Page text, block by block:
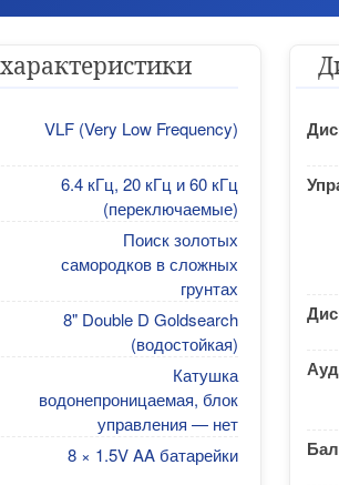
VLF (Very Low Frequency)
6.4 кГц, 20 кГц и 60 кГц
(переключаемые)
Поиск золотых
самородков в сложных
грунтах
8" Double D Goldsearch
(водостойкая)
Катушка
водонепроницаемая, блок
управления — нет
8 × 1.5V AA батарейки